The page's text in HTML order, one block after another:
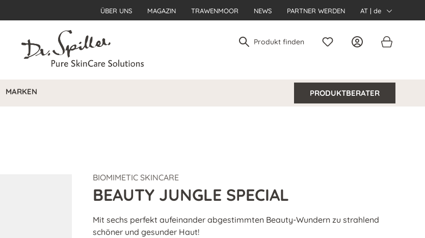
ÜBER UNS MAGAZIN TRAWENMOOR NEWS PARTNER WERDEN AT | de
MARKEN PRODUKTBERATER
BIOMIMETIC SKINCARE
BEAUTY JUNGLE SPECIAL
Mit sechs perfekt aufeinander abgestimmten Beauty-Wundern zu strahlend
schöner und gesunder Haut!